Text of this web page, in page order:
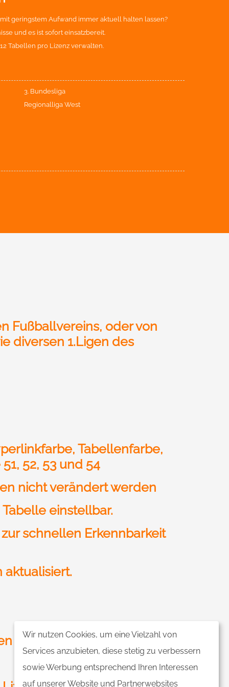
geringstem Aufwand immer aktuell halten lassen?
und es ist sofort einsatzbereit.
Tabellen pro Lizenz verwalten.
3. Bundesliga
Regionalliga West
Fußballvereins, oder von
diversen 1.Ligen des
Tabellenfarbe,
52, 53 und 54
nicht verändert werden
einstellbar.
schnellen Erkennbarkeit
aktualisiert.
Wir nutzen Cookies, um eine Vielzahl von
Services anzubieten, diese stetig zu verbessern
sowie Werbung entsprechend Ihren Interessen
auf unserer Website und Partnerwebsites